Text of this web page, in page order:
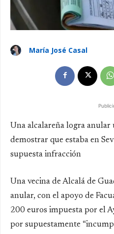
María José Casal
Una alcalareña logra
demostrar que estaba en
supuesta infracción
Una vecina de Alcalá de
anular, con el apoyo de
200 euros impuesta por el
por supuestamente